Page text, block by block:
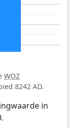
WOZ
8242 AD.
in